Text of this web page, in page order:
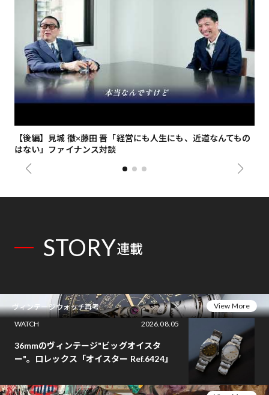
【後編】見城 徹×藤田 晋「経営にも人生にも、近道なんてもの
はない」ファイナンス対談
STORY連載
ヴィンテージウォッチ再考
View More
WATCH
2026.08.05
36mmのヴィンテージ"ビッグオイスタ
ー"。ロレックス「オイスター Ref.6424」